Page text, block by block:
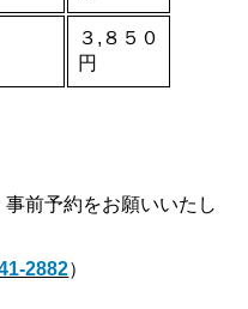
３,８５０
円
前予約をお願いいたし
2882）